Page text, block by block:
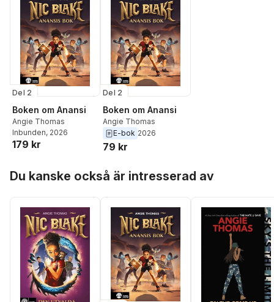
Del 2
Boken om Anansi
Angie Thomas
Inbunden, 2026
179 kr
Del 2
Boken om Anansi
Angie Thomas
E-bok 2026
79 kr
Du kanske också är intresserad av